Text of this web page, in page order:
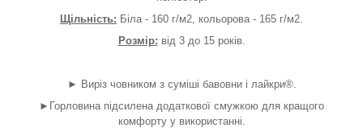
Щільність: Біла - 160 г/м2, кольорова - 165 г/м2.
Розмір: від 3 до 15 років.
► Виріз човником з суміші бавовни і лайкри®.
►Горловина підсилена додаткової смужкою для кращого
комфорту у використанні.